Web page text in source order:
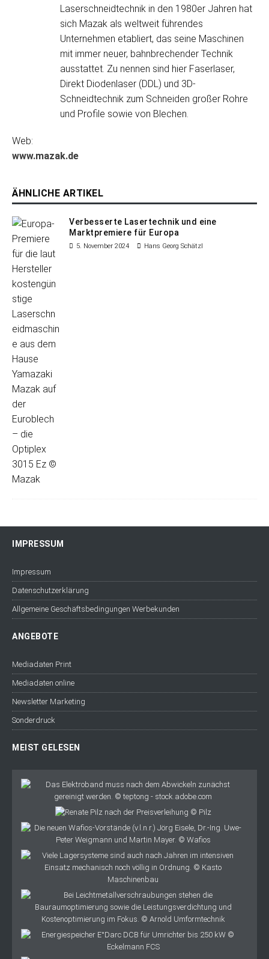
Laserschneidtechnik in den 1980er Jahren hat
sich Mazak als weltweit führendes
Unternehmen etabliert, das seine Maschinen
mit immer neuer, bahnbrechender Technik
ausstattet. Zu nennen sind hier Faserlaser,
Direkt Diodenlaser (DDL) und 3D-
Schneidtechnik zum Schneiden großer Rohre
und Profile sowie von Blechen.
Web:
www.mazak.de
ÄHNLICHE ARTIKEL
Verbesserte Lasertechnik und eine
Marktpremiere für Europa
5. November 2024 Hans Georg Schätzl
IMPRESSUM
Impressum
Datenschutzerklärung
Allgemeine Geschäftsbedingungen Werbekunden
ANGEBOTE
Mediadaten Print
Mediadaten online
Newsletter Marketing
Sonderdruck
MEIST GELESEN